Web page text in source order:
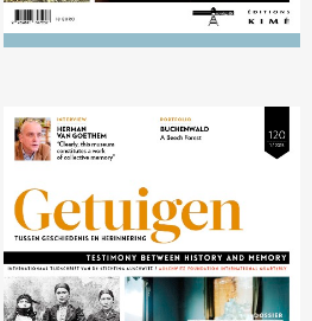
Nr. 120 (04/2015) Herinnering aan
de Armeense genocide